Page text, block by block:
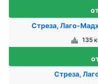
Стреза, Лаго-
135
Стреза,